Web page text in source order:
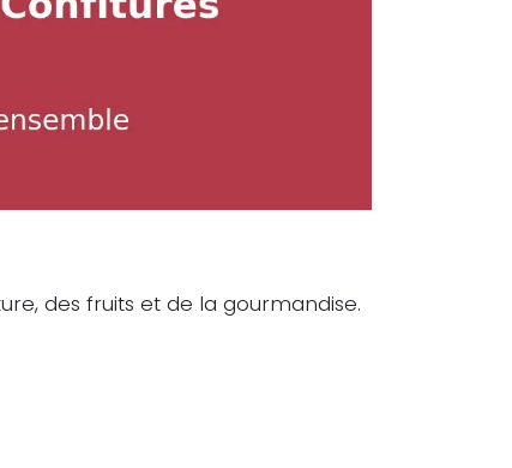
des fruits et de la gourmandise.